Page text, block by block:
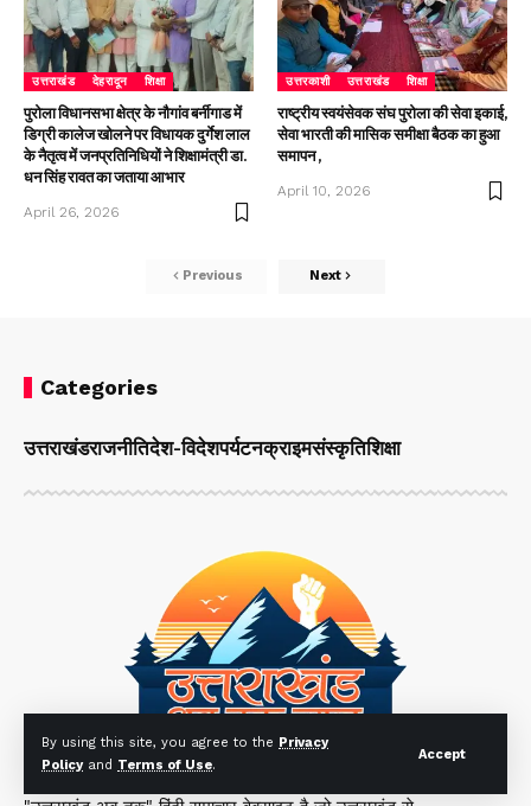
By using this site, you agree to the Privacy
Policyand Terms of Use.
Accept
उत्तराखंड देहरादून शिक्षा
पुरोला विधानसभा क्षेत्र के नौगांव बर्नीगाड में
डिग्री कालेज खोलने पर विधायक दुर्गेश लाल
के नैतृत्व में जनप्रतिनिधियों ने शिक्षामंत्री डा.
धन सिंह रावत का जताया आभार
April 26, 2026
उत्तरकाशी उत्तराखंड शिक्षा
राष्ट्रीय स्वयंसेवक संघ पुरोला की सेवा इकाई,
सेवा भारती की मासिक समीक्षा बैठक का हुआ
समापन ,
April 10, 2026
Previous Next
Categories
उत्तराखंडराजनीतिदेश-विदेशपर्यटनक्राइमसंस्कृतिशिक्षा